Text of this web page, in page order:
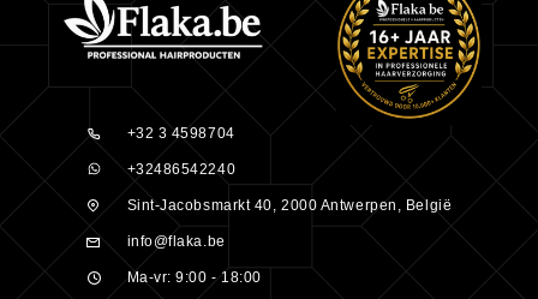
+32 3 4598704
+32486542240
Sint-Jacobsmarkt 40, 2000 Antwerpen, België
info@flaka.be
Ma-vr: 9:00 - 18:00